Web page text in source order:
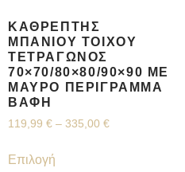
ΚΑΘΡΈΠΤΗΣ
ΜΠΆΝΙΟΥ ΤΟΊΧΟΥ
ΤΕΤΡΆΓΩΝΟΣ
70×70/80×80/90×90 ΜΕ
ΜΑΎΡΟ ΠΕΡΊΓΡΑΜΜΑ
ΒΑΦΉ
119,99 € – 335,00 €
Επιλογή